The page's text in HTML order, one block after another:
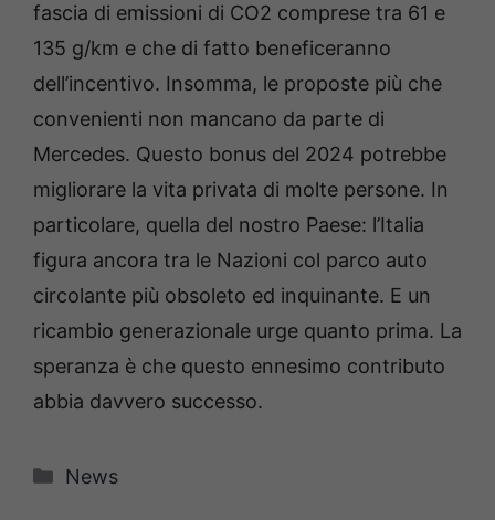
fascia di emissioni di CO2 comprese tra 61 e
135 g/km e che di fatto beneficeranno
dell’incentivo. Insomma, le proposte più che
convenienti non mancano da parte di
Mercedes. Questo bonus del 2024 potrebbe
migliorare la vita privata di molte persone. In
particolare, quella del nostro Paese: l’Italia
figura ancora tra le Nazioni col parco auto
circolante più obsoleto ed inquinante. E un
ricambio generazionale urge quanto prima. La
speranza è che questo ennesimo contributo
abbia davvero successo.
Categorie
News